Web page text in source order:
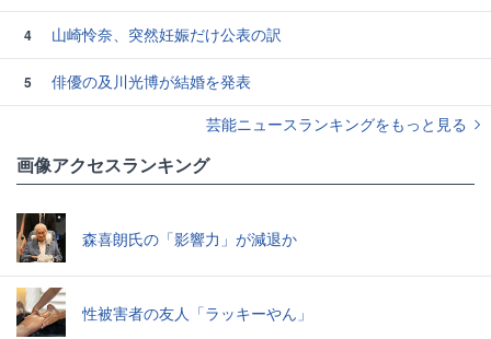
4 山崎怜奈、突然妊娠だけ公表の訳
5
俳優の及川光博が結婚を発表
芸能ニュースランキングをもっと見る
画像アクセスランキング
森喜朗氏の「影響力」が減退か
性被害者の友人「ラッキーやん」